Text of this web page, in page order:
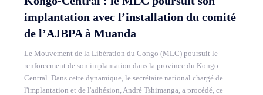
implantation avec l’installation du comité
de l’AJBPA à Muanda
Le Mouvement de la Libération du Congo (MLC) poursuit le
renforcement de son implantation dans la province du Kongo-
Central. Dans cette dynamique, le secrétaire national chargé de
l'implantation et de l'adhésion, André Tshimanga, a procédé, ce